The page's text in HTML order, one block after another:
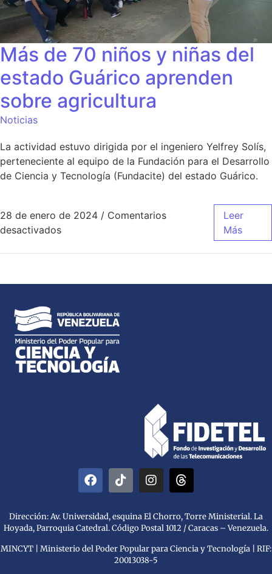
Más de 70 niños y niñas del
estado Guárico aprenden
sobre agricultura
Noticias
La actividad estuvo dirigida por el ingeniero Yelfrey Solís,
perteneciente al equipo de la Fundación para el Desarrollo
de Ciencia y Tecnología (Fundacite) del estado Guárico.
28 de enero de 2024 / Comentarios
desactivados
Leer
Más
Dirección: Av. Universidad, esquina El Chorro, Torre Ministerial. La
Hoyada, Parroquia Catedral. Código Postal 1012 / Caracas – Venezuela.
MINCYT | Ministerio del Poder Popular para Ciencia y Tecnología | RIF:
20013038-5